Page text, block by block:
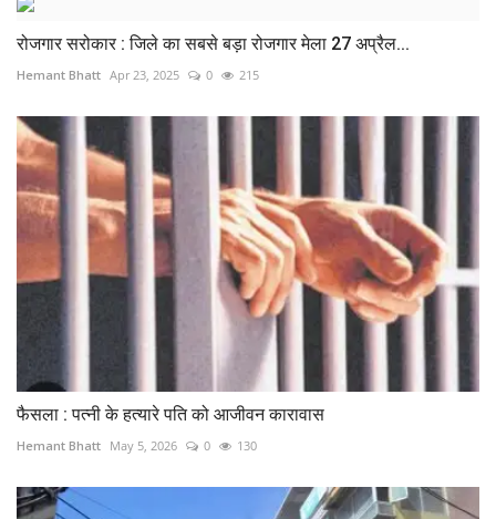
रोजगार सरोकार : जिले का सबसे बड़ा रोजगार मेला 27 अप्रैल...
Hemant Bhatt Apr 23, 2025 0 215
फैसला : पत्नी के हत्यारे पति को आजीवन कारावास
Hemant Bhatt May 5, 2026 0 130